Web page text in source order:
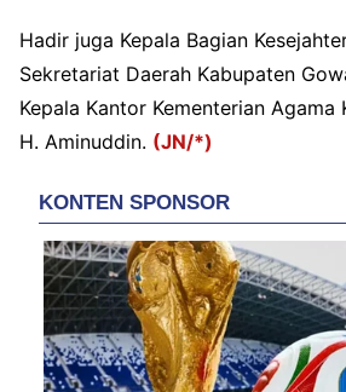
Hadir juga Kepala Bagian
Sekretariat Daerah Kabupaten
Kepala Kantor Kementerian Agama
H. Aminuddin. (JN/*)